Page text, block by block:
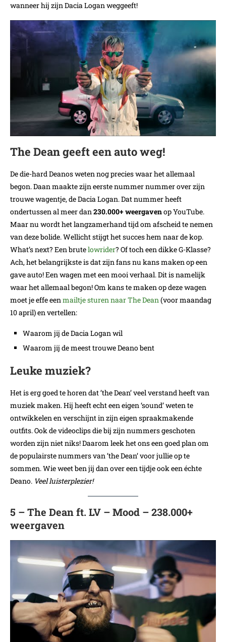
wanneer hij zijn Dacia Logan weggeeft!
The Dean geeft een auto weg!
De die-hard Deanos weten nog precies waar het allemaal
begon. Daan maakte zijn eerste nummer nummer over zijn
trouwe wagentje, de Dacia Logan. Dat nummer heeft
ondertussen al meer dan230.000+ weergavenop YouTube.
Maar nu wordt het langzamerhand tijd om afscheid te nemen
van deze bolide. Wellicht stijgt het succes hem naar de kop.
What’s next? Een brutelowrider? Of toch een dikke G-Klasse?
Ach, het belangrijkste is dat zijn fans nu kans maken op een
gave auto! Een wagen met een mooi verhaal. Dit is namelijk
waar het allemaal begon! Om kans te maken op deze wagen
moet je effe eenmailtje sturen naar The Dean(voor maandag
10 april) en vertellen:
Waarom jij de Dacia Logan wil
Waarom jij de meest trouwe Deano bent
Leuke muziek?
Het is erg goed te horen dat ’the Dean’ veel verstand heeft van
muziek maken. Hij heeft echt een eigen ‘sound’ weten te
ontwikkelen en verschijnt in zijn eigen spraakmakende
outfits. Ook de videoclips die bij zijn nummers geschoten
worden zijn niet niks! Daarom leek het ons een goed plan om
de populairste nummers van ’the Dean’ voor jullie op te
sommen. Wie weet ben jij dan over een tijdje ook een échte
Deano. Veel luisterplezier!
5 – The Dean ft. LV – Mood – 238.000+
weergaven